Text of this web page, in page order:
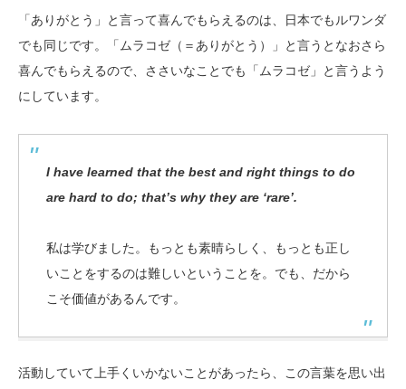
「ありがとう」と言って喜んでもらえるのは、日本でもルワンダ
でも同じです。「ムラコゼ（＝ありがとう）」と言うとなおさら
喜んでもらえるので、ささいなことでも「ムラコゼ」と言うよう
にしています。
I have learned that the best and right things to do
are hard to do; that’s why they are ‘rare’.
私は学びました。もっとも素晴らしく、もっとも正し
いことをするのは難しいということを。でも、だから
こそ価値があるんです。
活動していて上手くいかないことがあったら、この言葉を思い出